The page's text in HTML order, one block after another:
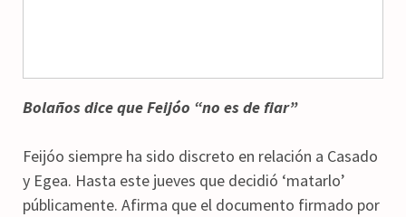
Bolaños dice que Feijóo “no es de fiar”
Feijóo siempre ha sido discreto en relación a Casado
y Egea. Hasta este jueves que decidió ‘matarlo’
públicamente. Afirma que el documento firmado por